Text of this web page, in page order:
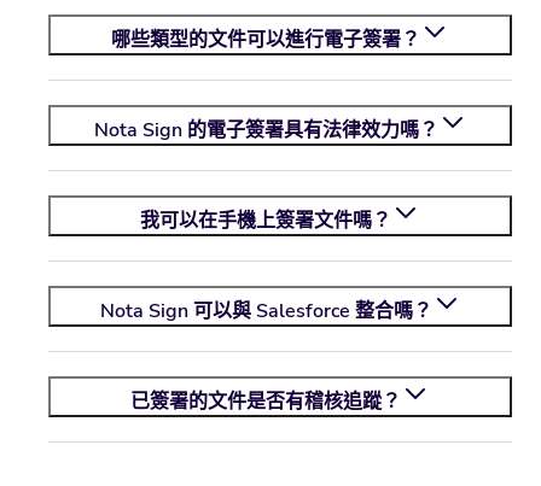
哪些類型的文件可以進行電子簽署？
Nota Sign的電子簽署具有法律效力嗎？
我可以在手機上簽署文件嗎？
Nota Sign可以與 Salesforce 整合嗎？
已簽署的文件是否有稽核追蹤？